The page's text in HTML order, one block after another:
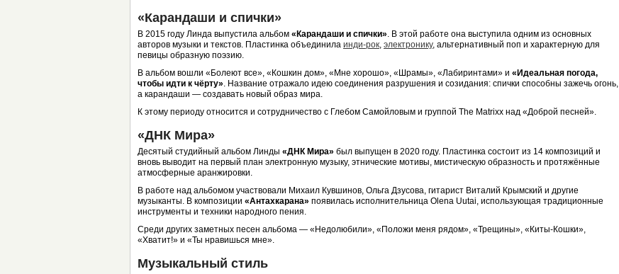
«Карандаши и спички»
В 2015 году Линда выпустила альбом «Карандаши и спички». В этой работе она выступила одним из основных
авторов музыки и текстов. Пластинка объединила инди-рок, электронику, альтернативный поп и характерную для
певицы образную поэзию.
В альбом вошли «Болеют все», «Кошкин дом», «Мне хорошо», «Шрамы», «Лабиринтами» и «Идеальная погода,
чтобы идти к чёрту». Название отражало идею соединения разрушения и созидания: спички способны зажечь огонь,
а карандаши — создавать новый образ мира.
К этому периоду относится и сотрудничество с Глебом Самойловым и группой The Matrixx над «Доброй песней».
«ДНК Мира»
Десятый студийный альбом Линды «ДНК Мира» был выпущен в 2020 году. Пластинка состоит из 14 композиций и
вновь выводит на первый план электронную музыку, этнические мотивы, мистическую образность и протяжённые
атмосферные аранжировки.
В работе над альбомом участвовали Михаил Кувшинов, Ольга Дзусова, гитарист Виталий Крымский и другие
музыканты. В композиции «Антахкарана» появилась исполнительница Olena Uutai, использующая традиционные
инструменты и техники народного пения.
Среди других заметных песен альбома — «Недолюбили», «Положи меня рядом», «Трещины», «Киты-Кошки»,
«Хватит!» и «Ты нравишься мне».
Музыкальный стиль